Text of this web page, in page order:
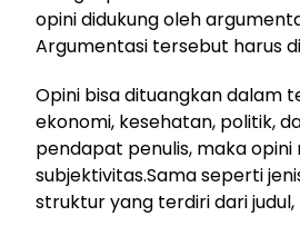
opini didukung oleh
Argumentasi tersebut harus
Opini bisa dituangkan dalam
ekonomi, kesehatan, politik,
pendapat penulis, maka opini
subjektivitas.Sama seperti
struktur yang terdiri dari judul,